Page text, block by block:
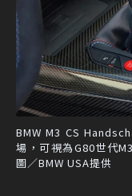
BMW M3 CS
場，可視為G80世代
圖／BMW USA提供